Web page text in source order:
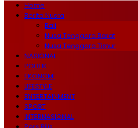
Home
Berita Nusra
Bali
Nusa Tenggara Barat
Nusa Tenggara Timur
NASIONAL
POLITIK
EKONOMI
LIFESTYLE
ENTERTAINMENT
SPORT
INTERNASIONAL